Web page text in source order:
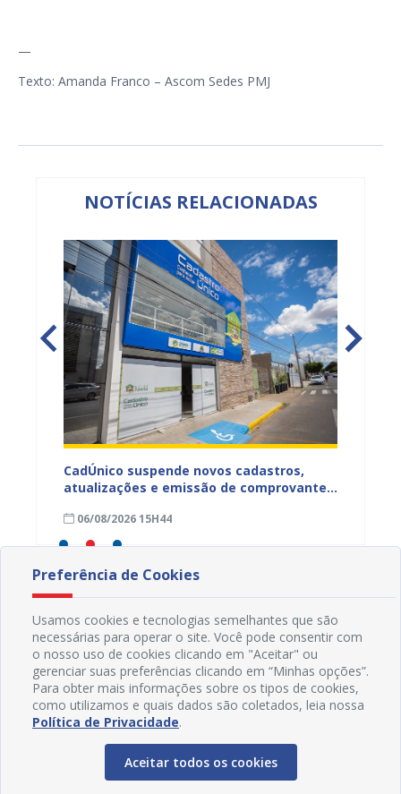
—
Texto: Amanda Franco – Ascom Sedes PMJ
NOTÍCIAS RELACIONADAS
CadÚnico suspende novos cadastros,
atualizações e emissão de comprovantes
06/08/2026 15H44
Preferência de Cookies
Usamos cookies e tecnologias semelhantes que são
necessárias para operar o site. Você pode consentir com
o nosso uso de cookies clicando em "Aceitar" ou
gerenciar suas preferências clicando em “Minhas opções”.
Para obter mais informações sobre os tipos de cookies,
como utilizamos e quais dados são coletados, leia nossa
Política de Privacidade.
Aceitar todos os cookies